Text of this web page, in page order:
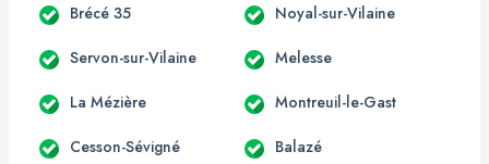
Brécé 35 Noyal-sur-Vilaine
Servon-sur-Vilaine Melesse
La Mézière Montreuil-le-Gast
Cesson-Sévigné Balazé